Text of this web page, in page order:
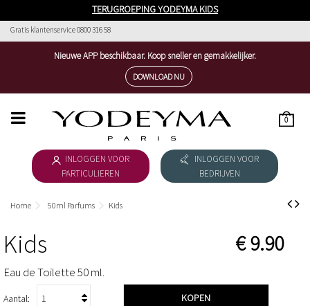
TERUGROEPING YODEYMA KIDS
Gratis klantenservice 0800 316 58
Nieuwe APP beschikbaar. Koop sneller en gemakkelijker.
DOWNLOAD NU
0
INLOGGEN VOOR
PARTICULIEREN
INLOGGEN VOOR
BEDRIJVEN
WOMEN´S COLLECTION
COSMETICA
ESSENTIAL COSMETICS
Home 50ml Parfums Kids
Kids
Eau de Toilette 50 ml.
€ 9.90
Aantal: KOPEN